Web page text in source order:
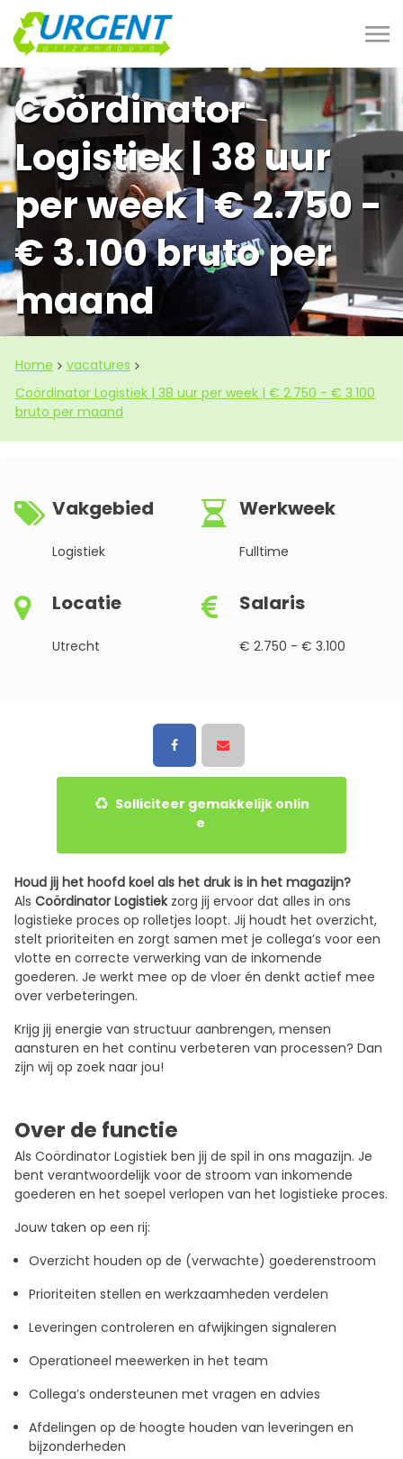
Coördinator
Logistiek | 38 uur
per week | € 2.750 -
€ 3.100 bruto per
maand
Home
vacatures
Coördinator Logistiek | 38 uur per week | € 2.750 - € 3.100
bruto per maand
Vakgebied
Logistiek
Werkweek
Fulltime
Locatie
Utrecht
Salaris
€ 2.750 - € 3.100
e
Houd jij het hoofd koel als het druk is in het magazijn?
Als Coördinator Logistiekzorg jij ervoor dat alles in ons
logistieke proces op rolletjes loopt. Jij houdt het overzicht,
stelt prioriteiten en zorgt samen met je collega’s voor een
vlotte en correcte verwerking van de inkomende
goederen. Je werkt mee op de vloer én denkt actief mee
over verbeteringen.
Krijg jij energie van structuur aanbrengen, mensen
aansturen en het continu verbeteren van processen? Dan
zijn wij op zoek naar jou!
Over de functie
Als Coördinator Logistiek ben jij de spil in ons magazijn. Je
bent verantwoordelijk voor de stroom van inkomende
goederen en het soepel verlopen van het logistieke proces.
Jouw taken op een rij:
Overzicht houden op de (verwachte) goederenstroom
Prioriteiten stellen en werkzaamheden verdelen
Leveringen controleren en afwijkingen signaleren
Operationeel meewerken in het team
Collega’s ondersteunen met vragen en advies
Afdelingen op de hoogte houden van leveringen en
bijzonderheden